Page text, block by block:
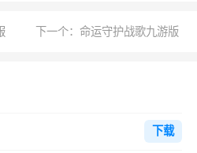
提供，仅供参考，如与实
实际情况为准！
下一个：命运守护战歌九游版
下载